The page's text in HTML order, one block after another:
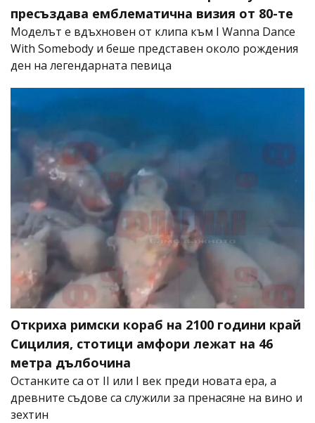
пресъздава емблематична визия от 80-те
Моделът е вдъхновен от клипа към I Wanna Dance
With Somebody и беше представен около рождения
ден на легендарната певица
Откриха римски кораб на 2100 години край
Сицилия, стотици амфори лежат на 46
метра дълбочина
Останките са от II или I век преди новата ера, а
древните съдове са служили за пренасяне на вино и
зехтин